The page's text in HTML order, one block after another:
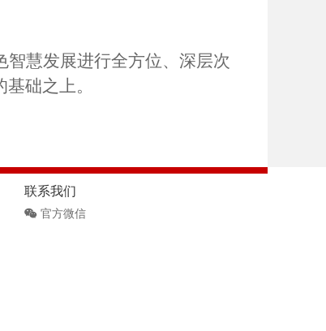
慧发展进行全方位、深层次
础之上。
联系我们
官方微信